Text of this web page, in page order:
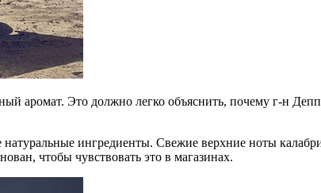
аромат. Это должно легко объяснить, почему г-н
ингредиенты. Свежие верхние ноты
чтобы чувствовать это в магазинах.